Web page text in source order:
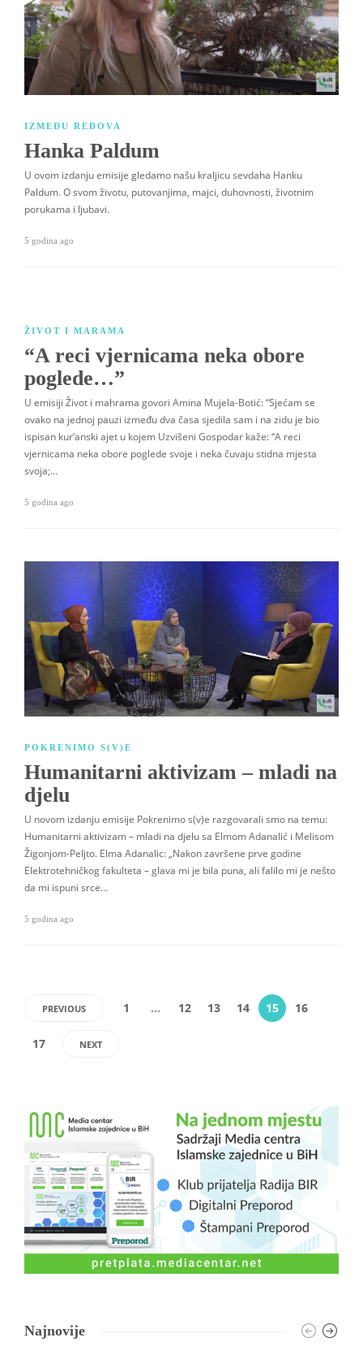
IZMEĐU REDOVA
Hanka Paldum
U ovom izdanju emisije gledamo našu kraljicu sevdaha Hanku
Paldum. O svom životu, putovanjima, majci, duhovnosti, životnim
porukama i ljubavi.
5 godina ago
ŽIVOT I MARAMA
“A reci vjernicama neka obore
poglede…”
U emisiji Život i mahrama govori Amina Mujela-Botić: “Sjećam se
ovako na jednoj pauzi između dva časa sjedila sam i na zidu je bio
ispisan kur’anski ajet u kojem Uzvišeni Gospodar kaže: “A reci
vjernicama neka obore poglede svoje i neka čuvaju stidna mjesta
svoja;…
5 godina ago
POKRENIMO S(V)E
Humanitarni aktivizam – mladi na
djelu
U novom izdanju emisije Pokrenimo s(v)e razgovarali smo na temu:
Humanitarni aktivizam – mladi na djelu sa Elmom Adanalić i Melisom
Žigonjom-Peljto. Elma Adanalic: „Nakon završene prve godine
Elektrotehničkog fakulteta – glava mi je bila puna, ali falilo mi je nešto
da mi ispuni srce…
5 godina ago
PREVIOUS 1 … 12 13 14 15 16
17 NEXT
Najnovije